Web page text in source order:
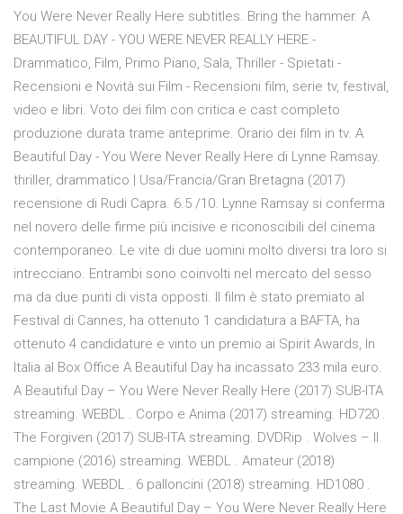
You Were Never Really Here subtitles. Bring the hammer. A
BEAUTIFUL DAY - YOU WERE NEVER REALLY HERE -
Drammatico, Film, Primo Piano, Sala, Thriller - Spietati -
Recensioni e Novità sui Film - Recensioni film, serie tv, festival,
video e libri. Voto dei film con critica e cast completo
produzione durata trame anteprime. Orario dei film in tv. A
Beautiful Day - You Were Never Really Here di Lynne Ramsay.
thriller, drammatico | Usa/Francia/Gran Bretagna (2017)
recensione di Rudi Capra. 6.5 /10. Lynne Ramsay si conferma
nel novero delle firme più incisive e riconoscibili del cinema
contemporaneo. Le vite di due uomini molto diversi tra loro si
intrecciano. Entrambi sono coinvolti nel mercato del sesso
ma da due punti di vista opposti. Il film è stato premiato al
Festival di Cannes, ha ottenuto 1 candidatura a BAFTA, ha
ottenuto 4 candidature e vinto un premio ai Spirit Awards, In
Italia al Box Office A Beautiful Day ha incassato 233 mila euro.
A Beautiful Day – You Were Never Really Here (2017) SUB-ITA
streaming. WEBDL . Corpo e Anima (2017) streaming. HD720 .
The Forgiven (2017) SUB-ITA streaming. DVDRip . Wolves – Il
campione (2016) streaming. WEBDL . Amateur (2018)
streaming. WEBDL . 6 palloncini (2018) streaming. HD1080 .
The Last Movie A Beautiful Day – You Were Never Really Here